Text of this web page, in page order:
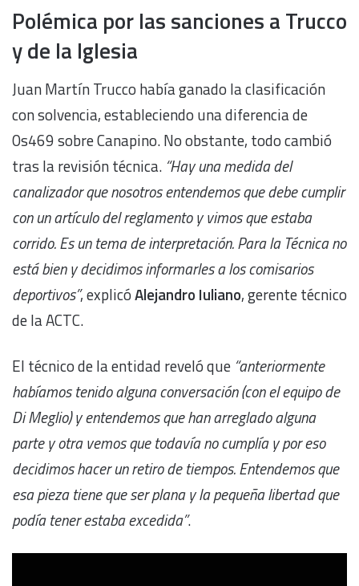
Polémica por las sanciones a Trucco
y de la Iglesia
Juan Martín Trucco había ganado la clasificación
con solvencia, estableciendo una diferencia de
0s469 sobre Canapino. No obstante, todo cambió
tras la revisión técnica. “Hay una medida del
canalizador que nosotros entendemos que debe cumplir
con un artículo del reglamento y vimos que estaba
corrido. Es un tema de interpretación. Para la Técnica no
está bien y decidimos informarles a los comisarios
deportivos”, explicóAlejandro Iuliano, gerente técnico
de la ACTC.
El técnico de la entidad reveló que “anteriormente
habíamos tenido alguna conversación (con el equipo de
Di Meglio) y entendemos que han arreglado alguna
parte y otra vemos que todavía no cumplía y por eso
decidimos hacer un retiro de tiempos. Entendemos que
esa pieza tiene que ser plana y la pequeña libertad que
podía tener estaba excedida”.